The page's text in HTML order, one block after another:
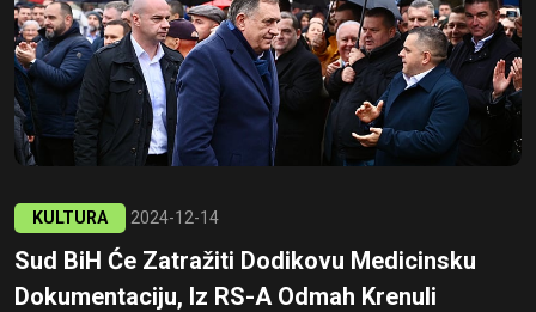
KULTURA 2024-12-14
Sud BiH Će Zatražiti Dodikovu Medicinsku
Dokumentaciju, Iz RS-A Odmah Krenuli